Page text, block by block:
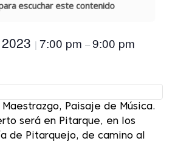
escuchar este contenido
| 7:00 pm –9:00 pm
Paisaje de Música.
será en Pitarque, en los
de Pitarquejo, de camino al